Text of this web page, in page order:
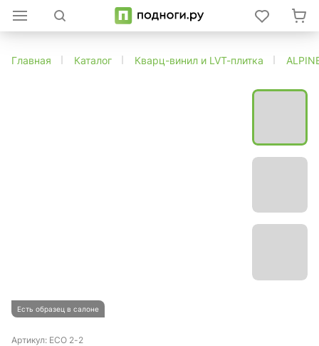
Главная Каталог Кварц-винил и LVT-плитка
Есть образец в салоне
Артикул: ECO 2-2